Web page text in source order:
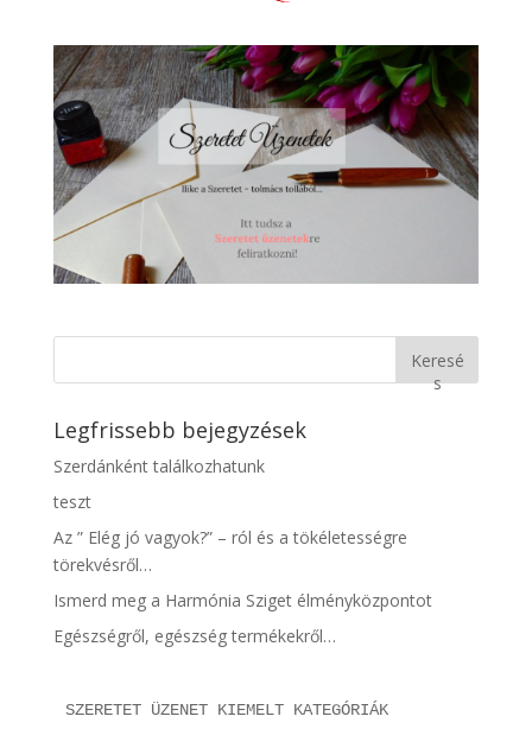
Keresé
s
Legfrissebb bejegyzések
Szerdánként találkozhatunk
teszt
Az ” Elég jó vagyok?” – ról és a tökéletességre
törekvésről…
Ismerd meg a Harmónia Sziget élményközpontot
Egészségről, egészség termékekről…
SZERETET ÜZENET KIEMELT KATEGÓRIÁK